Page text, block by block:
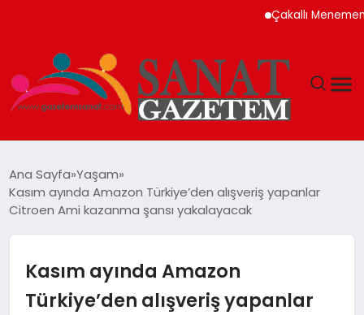
Çakallı Menemeni
TEKNOLOJI
Ana Sayfa Yaşam
Kasım ayında Amazon Türkiye’den alışveriş yapanlar
Citroen Ami kazanma şansı yakalayacak
Kasım ayında Amazon
Türkiye’den alışveriş yapanlar